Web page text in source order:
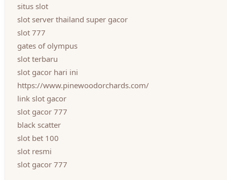
situs slot
slot server thailand super gacor
slot 777
gates of olympus
slot terbaru
slot gacor hari ini
https://www.pinewoodorchards.com/
link slot gacor
slot gacor 777
black scatter
slot bet 100
slot resmi
slot gacor 777